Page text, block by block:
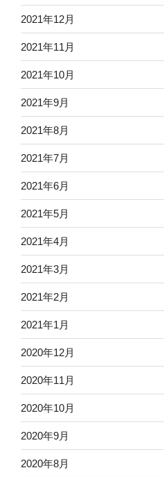
2021年12月
2021年11月
2021年10月
2021年9月
2021年8月
2021年7月
2021年6月
2021年5月
2021年4月
2021年3月
2021年2月
2021年1月
2020年12月
2020年11月
2020年10月
2020年9月
2020年8月